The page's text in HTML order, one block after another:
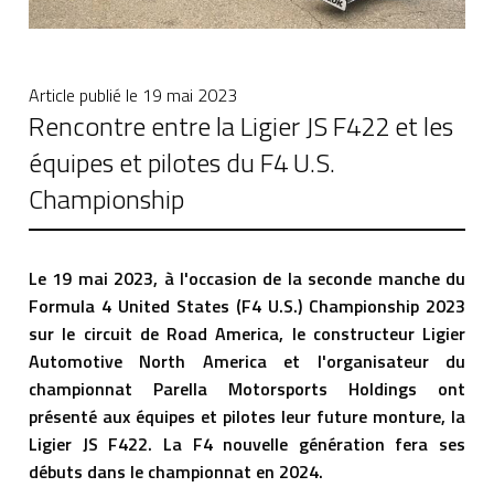
Article publié le 19 mai 2023
Rencontre entre la Ligier JS F422 et les
équipes et pilotes du F4 U.S.
Championship
Le 19 mai 2023, à l'occasion de la seconde manche du
Formula 4 United States (F4 U.S.) Championship 2023
sur le circuit de Road America, le constructeur Ligier
Automotive North America et l'organisateur du
championnat Parella Motorsports Holdings ont
présenté aux équipes et pilotes leur future monture, la
Ligier JS F422. La F4 nouvelle génération fera ses
débuts dans le championnat en 2024.